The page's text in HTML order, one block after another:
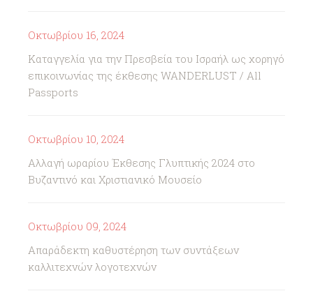
Οκτωβρίου 16, 2024
Καταγγελία για την Πρεσβεία του Ισραήλ ως χορηγό
επικοινωνίας της έκθεσης WANDERLUST / All
Passports
Οκτωβρίου 10, 2024
Αλλαγή ωραρίου Έκθεσης Γλυπτικής 2024 στο
Βυζαντινό και Χριστιανικό Μουσείο
Οκτωβρίου 09, 2024
Απαράδεκτη καθυστέρηση των συντάξεων
καλλιτεχνών λογοτεχνών